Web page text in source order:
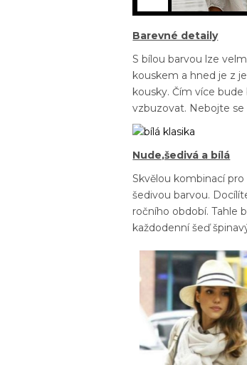
Barevné detaily
S bílou barvou lze
kouskem a hned je z
kousky. Čím více
vzbuzovat. Nebojte
Nude,šedivá a bílá
Skvělou kombinací
šedivou barvou.
ročního období. Tahle
každodenní šeď